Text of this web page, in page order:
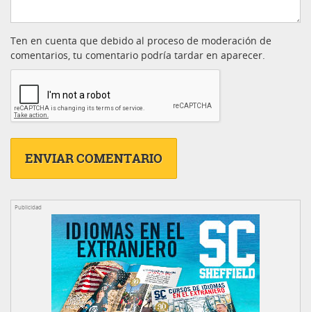
Ten en cuenta que debido al proceso de moderación de
comentarios, tu comentario podría tardar en aparecer.
Publicidad